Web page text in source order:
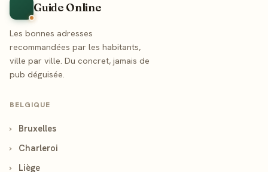
Guide Online
Les bonnes adresses
recommandées par les habitants,
ville par ville. Du concret, jamais de
pub déguisée.
BELGIQUE
›
Bruxelles
›
Charleroi
›
Liège